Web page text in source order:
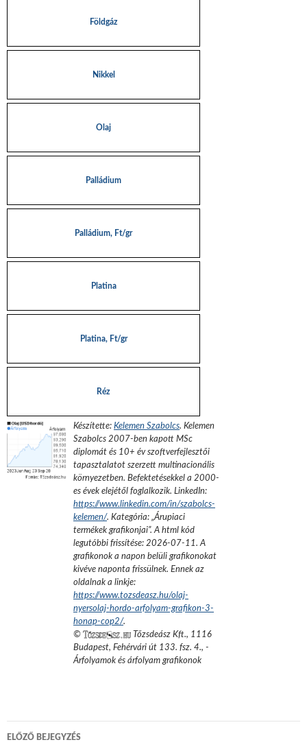
Földgáz
Nikkel
Olaj
Palládium
Palládium, Ft/gr
Platina
Platina, Ft/gr
Réz
Készítette: Kelemen Szabolcs. Kelemen
Szabolcs 2007-ben kapott MSc
diplomát és 10+ év szoftverfejlesztői
tapasztalatot szerzett multinacionális
környezetben. Befektetésekkel a 2000-
es évek elejétől foglalkozik. LinkedIn:
https://www.linkedin.com/in/szabolcs-
kelemen/. Kategória: „Árupiaci
termékek grafikonjai”.A html kód
legutóbbi frissítése: 2026-07-11. A
grafikonok a napon belüli grafikonokat
kivéve naponta frissülnek. Ennek az
oldalnak a linkje:
https://www.tozsdeasz.hu/olaj-
nyersolaj-hordo-arfolyam-grafikon-3-
honap-cop2/.
©
Tőzsdeász Kft., 1116
Budapest, Fehérvári út 133. fsz. 4., -
Árfolyamok és árfolyam grafikonok
Bejegyzés
navigáció
ELŐZŐ BEJEGYZÉS